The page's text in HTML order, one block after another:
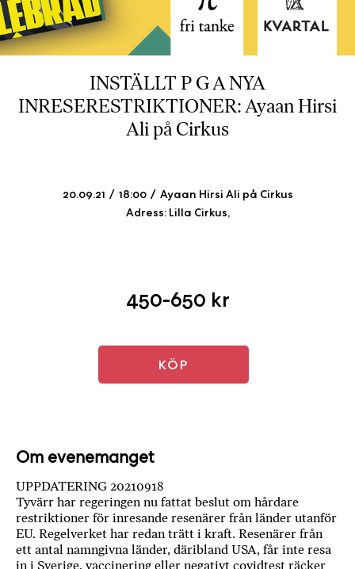
b
ö
k
e
r
o
n
e
F
r
T
a
n
INSTÄLLT P G A NYA
INRESERESTRIKTIONER: Ayaan Hirsi
Ali på Cirkus
20.09.21 18:00
Ayaan Hirsi Ali på Cirkus
Adress: Lilla Cirkus,
450-650 kr
KÖP
Om evenemanget
UPPDATERING 20210918
Tyvärr har regeringen nu fattat beslut om hårdare
restriktioner för inresande resenärer från länder utanför
EU. Regelverket har redan trätt i kraft. Resenärer från
ett antal namngivna länder, däribland USA, får inte resa
in i Sverige, vaccinering eller negativt covidtest räcker